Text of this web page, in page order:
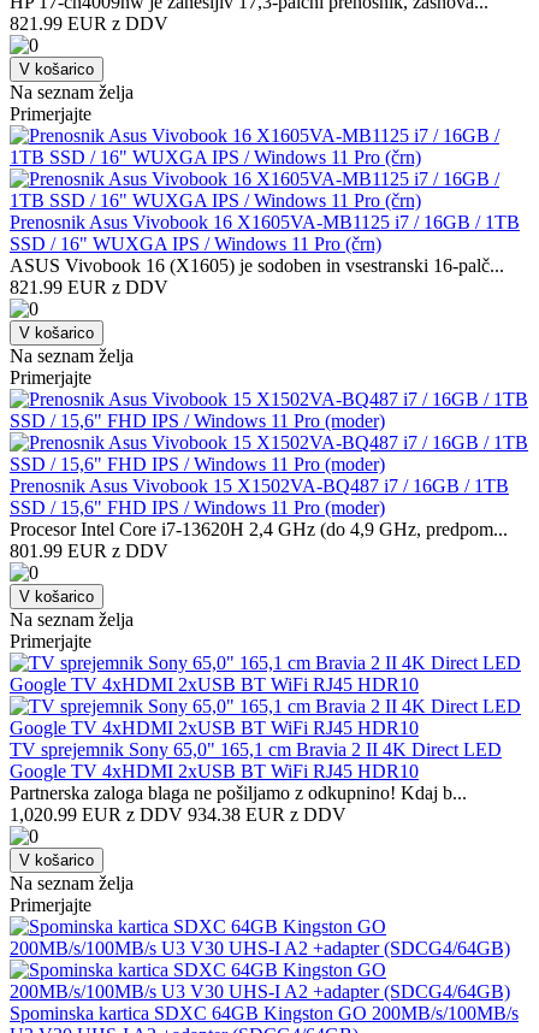
821.99 EUR z DDV
V košarico
Na seznam želja
Primerjajte
Prenosnik Asus Vivobook 16 X1605VA-MB1125 i7 / 16GB / 1TB
SSD / 16" WUXGA IPS / Windows 11 Pro (črn)
ASUS Vivobook 16 (X1605) je sodoben in vsestranski 16-palč...
821.99 EUR z DDV
V košarico
Na seznam želja
Primerjajte
Prenosnik Asus Vivobook 15 X1502VA-BQ487 i7 / 16GB / 1TB
SSD / 15,6" FHD IPS / Windows 11 Pro (moder)
Procesor Intel Core i7-13620H 2,4 GHz (do 4,9 GHz, predpom...
801.99 EUR z DDV
V košarico
Na seznam želja
Primerjajte
TV sprejemnik Sony 65,0" 165,1 cm Bravia 2 II 4K Direct LED
Google TV 4xHDMI 2xUSB BT WiFi RJ45 HDR10
Partnerska zaloga blaga ne pošiljamo z odkupnino! ​Kdaj b...
1,020.99 EUR z DDV 934.38 EUR z DDV
V košarico
Na seznam želja
Primerjajte
Spominska kartica SDXC 64GB Kingston GO 200MB/s/100MB/s